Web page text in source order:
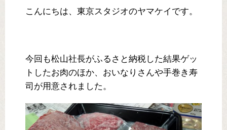
こんにちは、東京スタジオのヤマケイです。
今回も松山社長がふるさと納税した結果ゲッ
トしたお肉のほか、おいなりさんや手巻き寿
司が用意されました。